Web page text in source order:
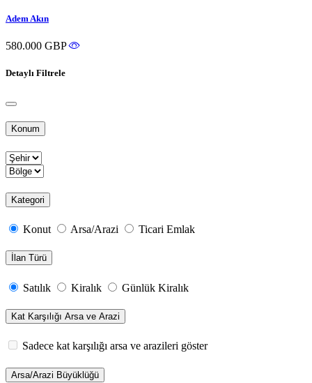
Adem Akın
580.000 GBP
Detaylı Filtrele
Konum
Kategori
Konut Arsa/Arazi Ticari Emlak
İlan Türü
Satılık Kiralık Günlük Kiralık
Kat Karşılığı Arsa ve Arazi
Sadece kat karşılığı arsa ve arazileri göster
Arsa/Arazi Büyüklüğü